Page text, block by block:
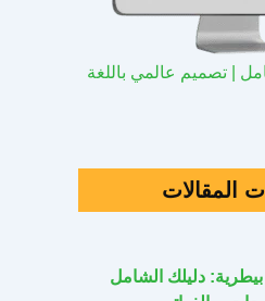
| تصميم عالمي باللغة
المقالات
بيطرية: دليلك الشامل